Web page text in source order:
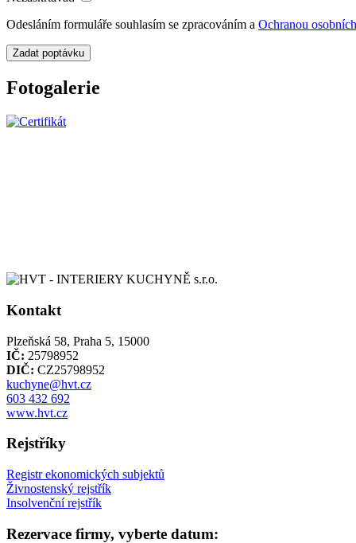
Odesláním formuláře souhlasím se zpracováním a Ochranou
Zadat poptávku
Fotogalerie
Kontakt
Plzeňská 58, Praha 5, 15000
IČ: 25798952
DIČ: CZ25798952
kuchyne@hvt.cz
603 432 692
www.hvt.cz
Rejstříky
Registr ekonomických subjektů
Živnostenský rejstřík
Insolvenční rejstřík
Rezervace firmy, vyberte datum: